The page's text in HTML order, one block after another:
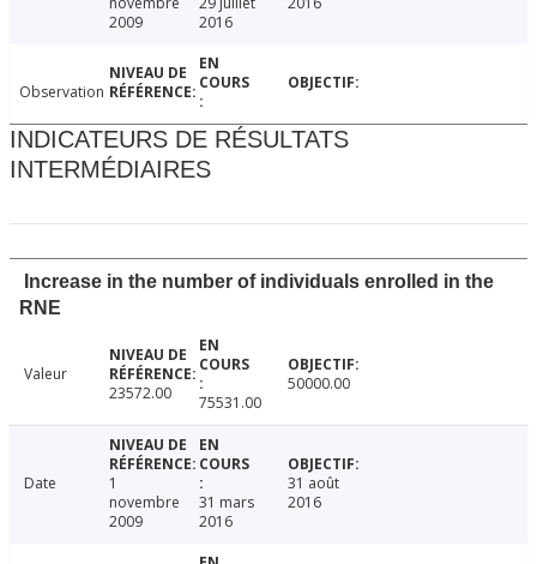
2009
2016
Observation
INDICATEURS DE RÉSULTATS
INTERMÉDIAIRES
Increase in the number of individuals enrolled in the
RNE
Valeur
23572.00
75531.00
50000.00
Date
1
novembre
2009
31 mars
2016
31 août
2016